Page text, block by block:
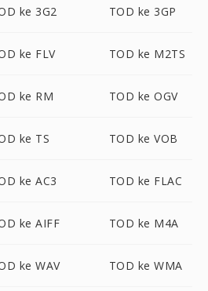
ke 3G2 TOD ke 3GP
ke FLV TOD ke M2TS
ke RM TOD ke OGV
ke TS TOD ke VOB
ke AC3 TOD ke FLAC
ke AIFF TOD ke M4A
ke WAV TOD ke WMA